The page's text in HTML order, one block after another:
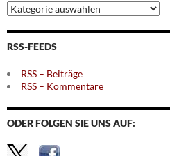
Archiv
nach
Themen
RSS-FEEDS
RSS – Beiträge
RSS – Kommentare
ODER FOLGEN SIE UNS AUF: